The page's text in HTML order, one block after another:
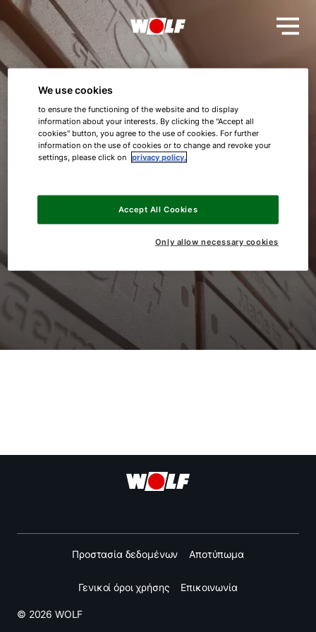
Σας ευχαριστώ!
Το αίτημά σας ήταν επιτυχές.
Θα επικοινωνήσουμε μαζί σας σύντομα.
© 2026 WOLF
Προστασία δεδομένων Αποτύπωμα
Γενικοί όροι χρήσης Επικοινωνία
We use cookies
to ensure the functioning of the website and to display
information about your interests. By clicking the "Accept all
cookies" button, you agree to the use of cookies. For further
information on the use of cookies or to change and revoke your
settings, please click on privacy policy.
Only allow necessary cookies
Accept All Cookies